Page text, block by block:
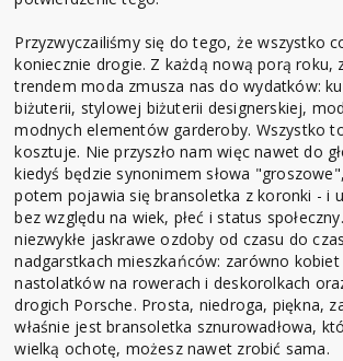
Przyzwyczailiśmy się do tego, że wszystko
koniecznie drogie. Z każdą nową porą roku,
trendem moda zmusza nas do wydatków:
biżuterii, stylowej biżuterii designerskiej,
modnych elementów garderoby. Wszystko
kosztuje. Nie przyszło nam więc nawet do
kiedyś będzie synonimem słowa
potem pojawia się bransoletka z koronki - i
bez względu na wiek, płeć i status
niezwykłe jaskrawe ozdoby od czasu do
nadgarstkach mieszkańców: zarówno
nastolatków na rowerach i deskorolkach
drogich Porsche. Prosta, niedroga, piękna,
właśnie jest bransoletka sznurowadłowa,
wielką ochotę, możesz nawet zrobić sama.